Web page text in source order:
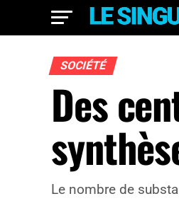
SOCIÉTÉ
Des
Le nombre de